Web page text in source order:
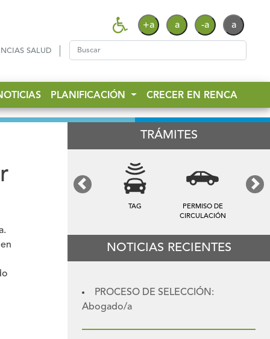
+a a -a a
SALUD
PLANIFICACIÓN CRECER EN RENCA
.
TRÁMITES
PERMISO DE
Previous Next
NOTICIAS RECIENTES
PROCESO DE SELECCIÓN:
Abogado/a